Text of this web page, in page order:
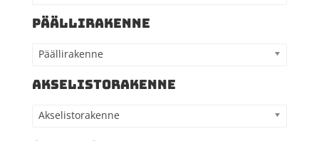
PÄÄLLIRAKENNE
Päällirakenne
AKSELISTORAKENNE
Akselistorakenne